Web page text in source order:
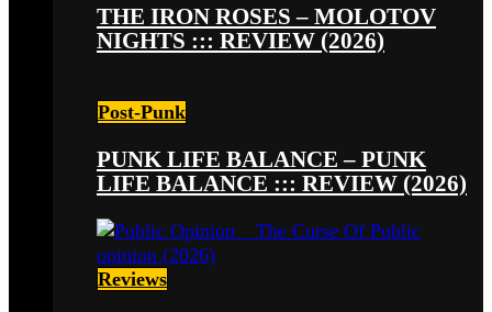
THE IRON ROSES – MOLOTOV
NIGHTS ::: REVIEW (2026)
Post-Punk
PUNK LIFE BALANCE – PUNK
LIFE BALANCE ::: REVIEW (2026)
Reviews